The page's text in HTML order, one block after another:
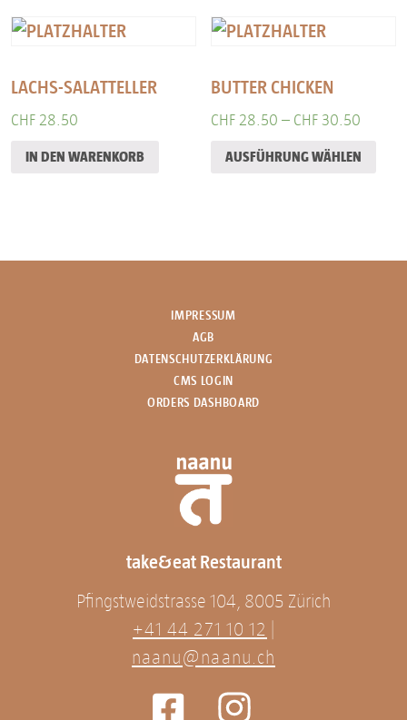
LACHS-SALATTELLER
CHF 28.50
IN DEN WARENKORB
BUTTER CHICKEN
CHF28.50 – CHF30.50
AUSFÜHRUNG WÄHLEN
IMPRESSUM
AGB
DATENSCHUTZERKLÄRUNG
CMS LOGIN
ORDERS DASHBOARD
take&eat Restaurant
Pfingstweidstrasse 104, 8005 Zürich
+41 44 271 10 12
naanu@naanu.ch